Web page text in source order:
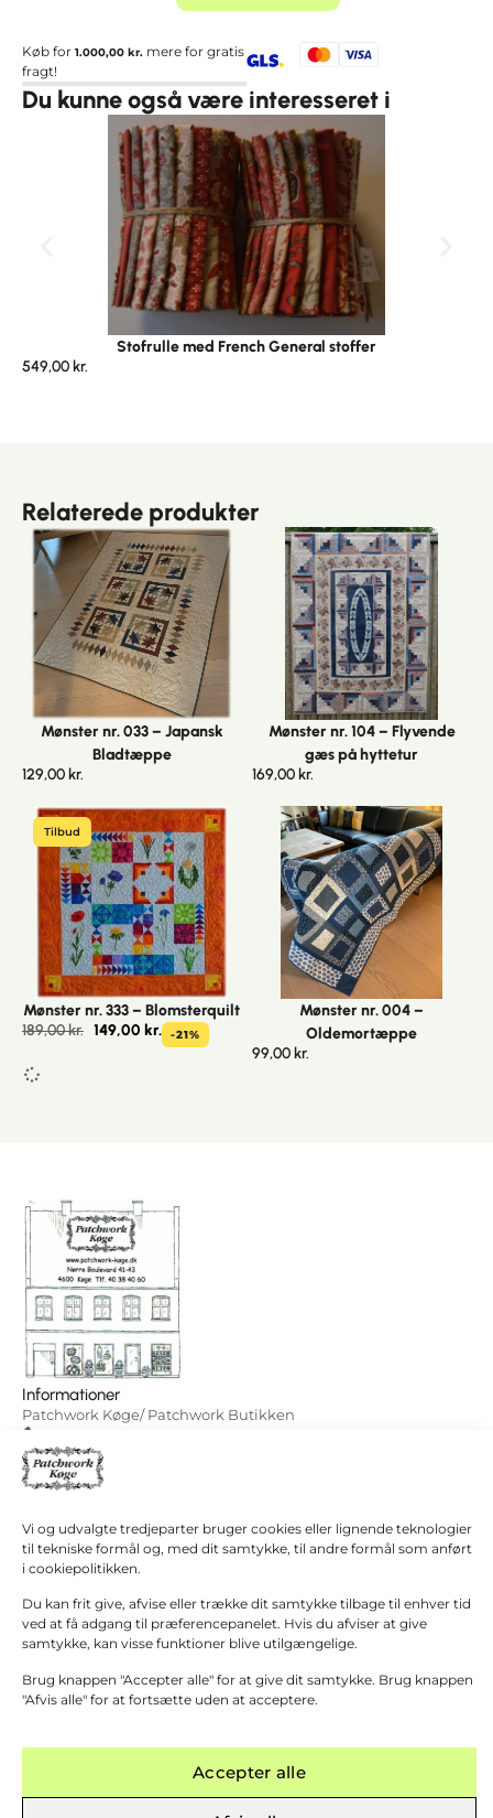
Vi og udvalgte tredjeparter bruger cookies eller lignende teknologier
til tekniske formål og, med dit samtykke, til andre formål som anført
i cookiepolitikken.
Du kan frit give, afvise eller trække dit samtykke tilbage til enhver tid
ved at få adgang til præferencepanelet. Hvis du afviser at give
samtykke, kan visse funktioner blive utilgængelige.
Brug knappen "Accepter alle" for at give dit samtykke. Brug knappen
"Afvis alle" for at fortsætte uden at acceptere.
Accepter alle
I
alt
0,00kr.
Køb for
1.000,00 kr.
mere for
gratis
Gå til
betaling
Køb for 1.000,00 kr. mere for gratis
fragt!
Du kunne også være interesseret i
Stofrulle med French General stoffer
549,00 kr.
Relaterede produkter
Mønster nr. 033 – Japansk
Bladtæppe
129,00 kr.
Mønster nr. 104 – Flyvende
gæs på hyttetur
169,00 kr.
Tilbud
Mønster nr. 333 – Blomsterquilt
189,00kr. 149,00 kr. -21%
Mønster nr. 004 –
Oldemortæppe
99,00 kr.
Informationer
Patchwork Køge/ Patchwork Butikken
hanne@patchwork4600.dk
Kontakt os
Mandag - tirsdag: 10:00 - 16.30
Onsdag: Lukket
Lørdag: 10:00 - 13:00 Første lørdag i måneden
(1. September – 31. Marts)